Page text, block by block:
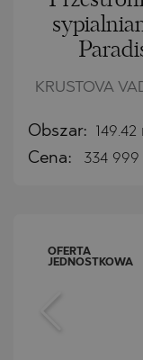
KRUSTOVA
Obszar: 149.42
Cena: 334 999
OFERTA
JEDNOSTKOWA